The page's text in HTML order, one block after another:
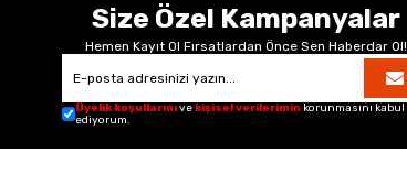
Size Özel Kampanyalar
Hemen Kayıt Ol Fırsatlardan Önce Sen Haberdar Ol!
Üyelik koşullarınıve kişisel verilerimin korunmasını kabul
ediyorum.